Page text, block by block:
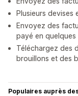
Plusieurs devises
Envoyez des
payé en quelques
Téléchargez des
brouillons et des
Populaires auprès